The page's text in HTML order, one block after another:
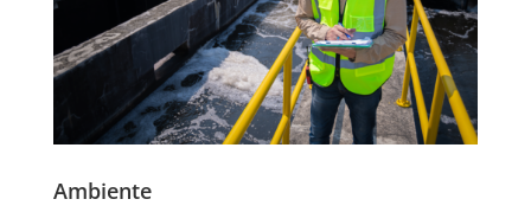
Ambiente